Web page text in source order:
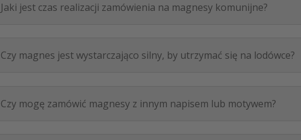
Jaki jest czas realizacji zamówienia na magnesy komunijne?
Czy magnes jest wystarczająco silny, by utrzymać się na lodówce?
Czy mogę zamówić magnesy z innym napisem lub motywem?